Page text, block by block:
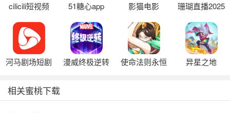
cilicili短视频 51糖心app 影猫电影
珊瑚直播2025
河马剧场短剧 漫威终极逆转
使命法则永恒
异星之地
相关蜜桃下载